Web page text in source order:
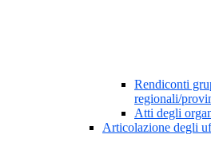
Rendiconti
regionali/
Atti degli
Articolazione degli